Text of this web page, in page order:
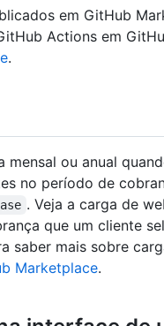
em GitHub
Actions em
.
ou anual
no período de
. Veja a carga de
que um cliente
saber mais sobre
Marketplace.